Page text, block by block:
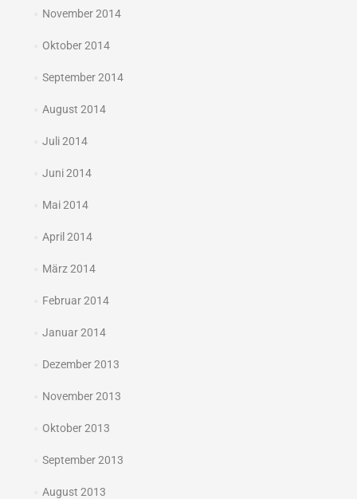
November 2014
Oktober 2014
September 2014
August 2014
Juli 2014
Juni 2014
Mai 2014
April 2014
März 2014
Februar 2014
Januar 2014
Dezember 2013
November 2013
Oktober 2013
September 2013
August 2013